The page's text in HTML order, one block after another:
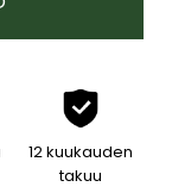
12 kuukauden
takuu